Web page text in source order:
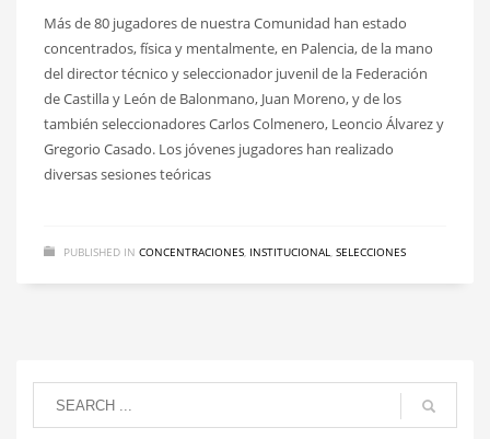
Más de 80 jugadores de nuestra Comunidad han estado
concentrados, física y mentalmente, en Palencia, de la mano
del director técnico y seleccionador juvenil de la Federación
de Castilla y León de Balonmano, Juan Moreno, y de los
también seleccionadores Carlos Colmenero, Leoncio Álvarez y
Gregorio Casado. Los jóvenes jugadores han realizado
diversas sesiones teóricas
PUBLISHED IN CONCENTRACIONES INSTITUCIONAL SELECCIONES